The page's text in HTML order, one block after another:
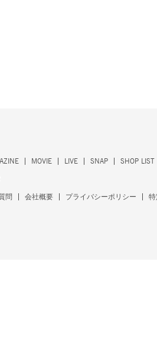
MOVIE LIVE SNAP SHOP LIST
問 会社概要 プライバシーポリシー 特